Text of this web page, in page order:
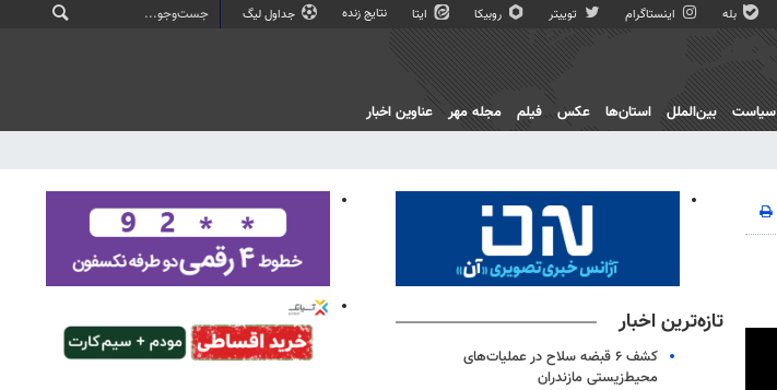
بله اینستاگرام توییتر روبیکا ایتا نتایج زنده جداول لیگ
سیاست بین‌الملل استان‌ها عکس فیلم مجله مهر عناوین اخبار
تازه‌ترین اخبار
کشف ۶ قبضه سلاح در عملیات‌های
محیط‌زیستی مازندران